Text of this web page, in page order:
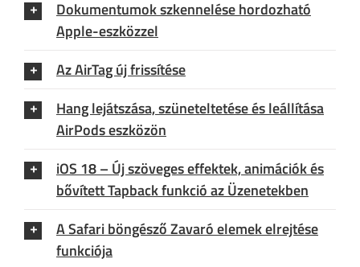
Dokumentumok szkennelése hordozható
Apple-eszközzel
Az AirTag új frissítése
Hang lejátszása, szüneteltetése és leállítása
AirPods eszközön
iOS 18 – Új szöveges effektek, animációk és
bővített Tapback funkció az Üzenetekben
A Safari böngésző Zavaró elemek elrejtése
funkciója